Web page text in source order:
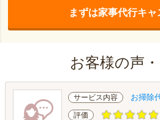
まずは家事代行キ
お客様の声
サービス内容 お掃除
評価